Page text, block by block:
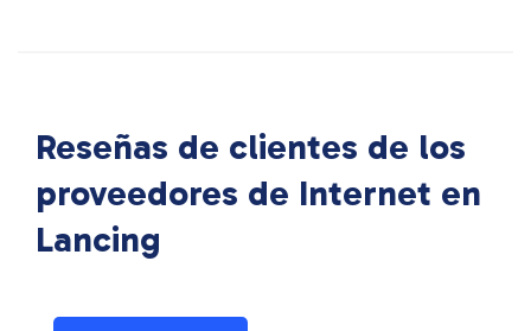
Reseñas de clientes de los
proveedores de Internet en
Lancing